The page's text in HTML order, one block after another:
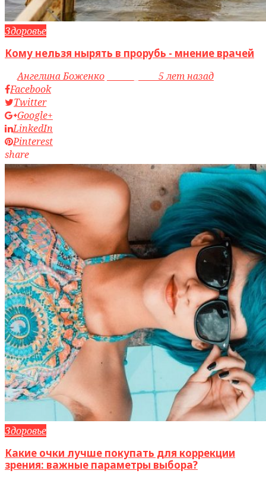
Здоровье
Кому нельзя нырять в прорубь - мнение врачей
byАнгелина Боженко
5 лет назад
Facebook
Twitter
Google+
LinkedIn
Pinterest
share
Здоровье
Какие очки лучше покупать для коррекции
зрения: важные параметры выбора?